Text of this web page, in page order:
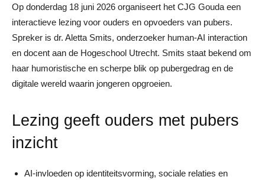
Op donderdag 18 juni 2026 organiseert het CJG Gouda een
interactieve lezing voor ouders en opvoeders van pubers.
Spreker is dr. Aletta Smits, onderzoeker human‑AI interaction
en docent aan de Hogeschool Utrecht. Smits staat bekend om
haar humoristische en scherpe blik op pubergedrag en de
digitale wereld waarin jongeren opgroeien.
Lezing geeft ouders met pubers
inzicht
AI‑invloeden op identiteitsvorming, sociale relaties en